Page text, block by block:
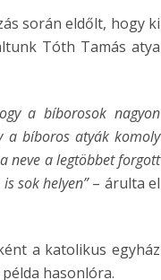
során eldőlt, hogy ki
Tóth Tamás atya
a bíborosok nagyon
a bíboros atyák komoly
neve a legtöbbet forgott
sok helyen”– árulta el
a katolikus egyház
hasonlóra.